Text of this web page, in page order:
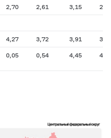
2,70 2,61 3,15
4,27 3,72 3,91
0,05 0,54 4,45